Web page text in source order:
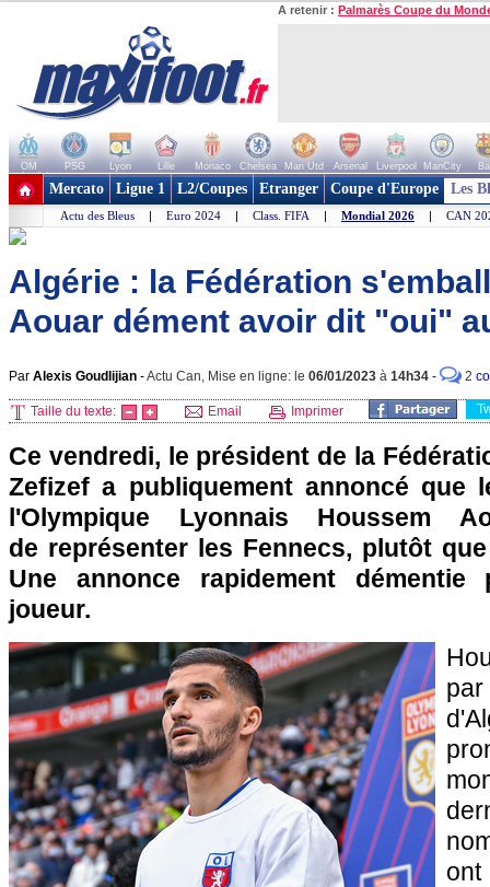
A retenir : Palmarès Coupe du
OM PSG Lyon Lille Monaco Chelsea Man Utd Arsenal Liverpool ManCity
+ de clubs
Mercato Ligue 1 L2/Coupes Etranger Coupe d'Europe Les
Actu des Bleus | Euro 2024 | Class. FIFA | Mondial 2026 | CAN
Algérie : la Fédération
Aouar dément avoir dit "oui"
Par Alexis Goudlijian -Actu Can, Mise en ligne: le 06/01/2023 à 14h34 - 2
Taille du texte: Email Imprimer
Ce vendredi, le président de la
Zefizef a publiquement annoncé que
l'Olympique Lyonnais Houssem
de représenter les Fennecs, plutôt
Une annonce rapidement démentie
joueur.